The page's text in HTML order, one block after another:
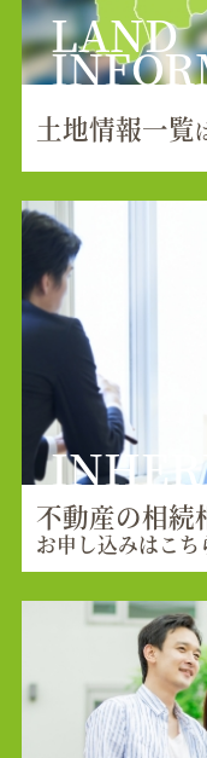
LAND
土地情報一覧
不動産の相続
お申し込みはこち